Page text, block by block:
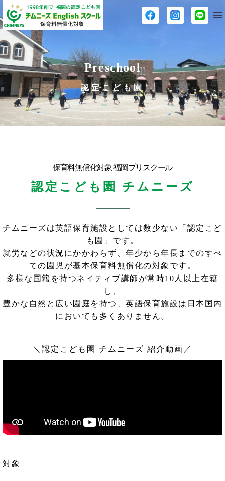
Preschool
認定こども園
保育料無償化対象 福岡プリスクール
認定こども園 チムニーズ
チムニーズは英語保育施設としては数少ない「認定こど
も園」です。
就労などの状況にかかわらず、年少から年長までのすべ
ての園児が基本保育料無償化の対象です。
多様な国籍を持つネイティブ講師が常時10人以上在籍
し、
豊かな自然と広い園庭を持つ、英語保育施設は日本国内
においても多くありません。
＼認定こども園 チムニーズ 紹介動画／
対象